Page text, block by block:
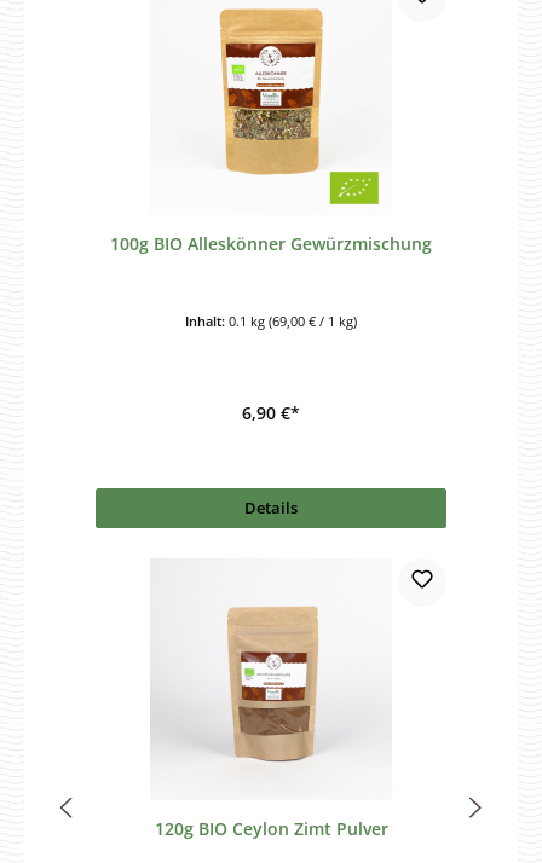
100g BIO Alleskönner Gewürzmischung
Inhalt: 0.1 kg (69,00 € / 1 kg)
6,90 €*
Details
120g BIO Ceylon Zimt Pulver